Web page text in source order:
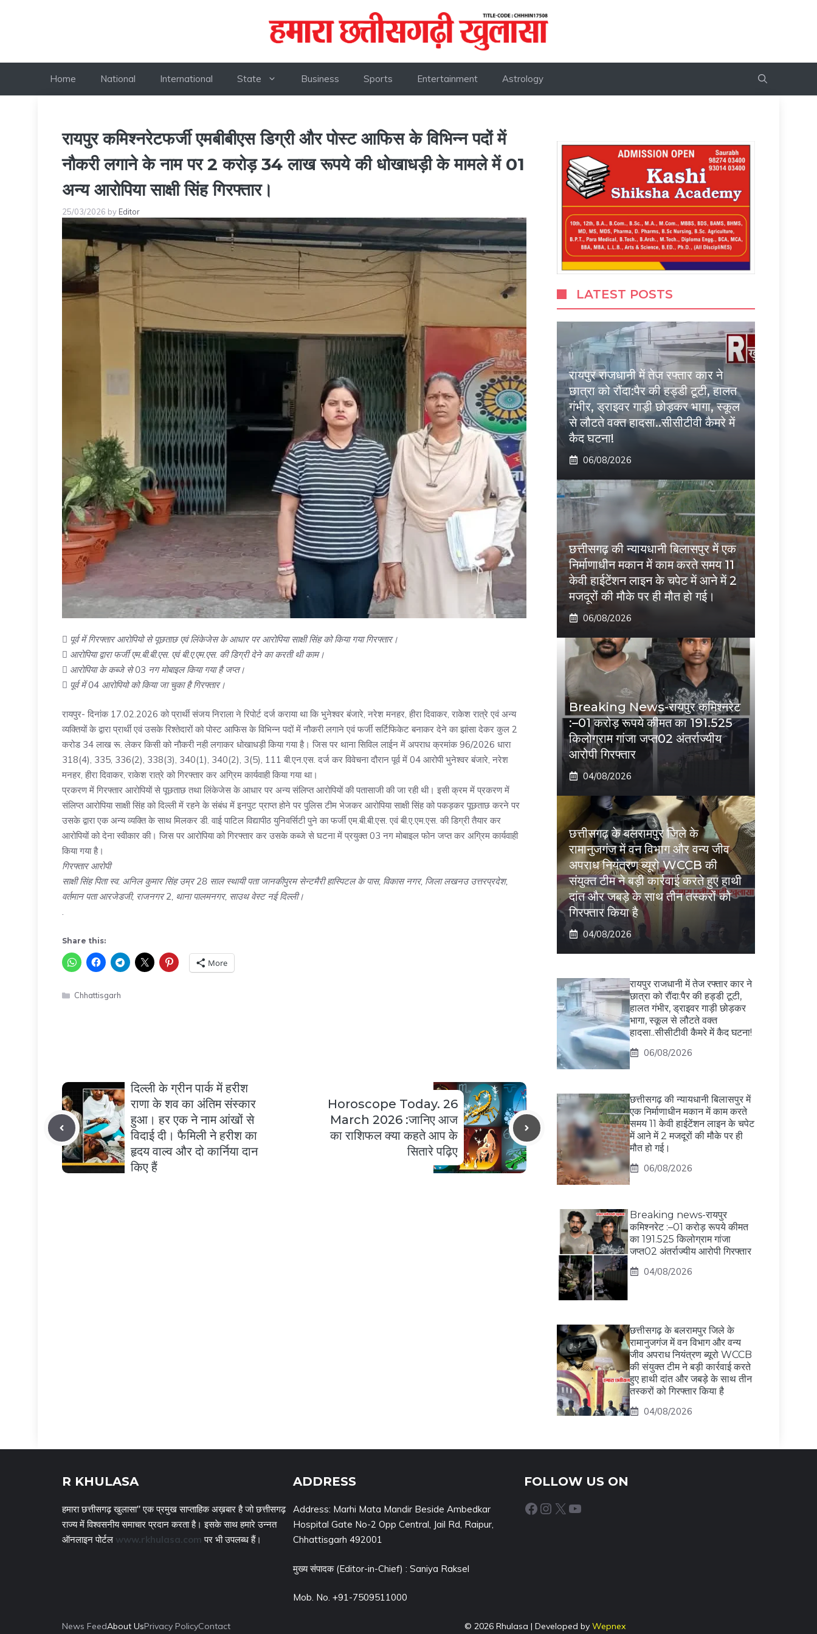
Home National International State Business Sports Entertainment Astrology
रायपुर कमिश्नरेटफर्जी एमबीबीएस डिग्री और पोस्ट आफिस के विभिन्न पदों में
नौकरी लगाने के नाम पर 2 करोड़ 34 लाख रूपये की धोखाधड़ी के मामले में 01
अन्य आरोपिया साक्षी सिंह गिरफ्तार।
25/03/2026 by Editor
 पूर्व में गिरफ्तार आरोपियो से पूछताछ एवं लिंकेजेस के आधार पर आरोपिया साक्षी सिंह को किया गया गिरफ्तार।
 आरोपिया द्वारा फर्जी एम.बी.बी.एस. एवं बी.ए.एम.एस. की डिग्री देने का करती थी काम।
 आरोपिया के कब्जे से 03 नग मोबाइल किया गया है जप्त।
 पूर्व में 04 आरोपियो को किया जा चुका है गिरफ्तार।
रायपुर- दिनांक 17.02.2026 को प्रार्थी संजय निराला ने रिपोर्ट दर्ज कराया था कि भुनेश्वर बंजारे, नरेश मनहर, हीरा दिवाकर, राकेश रात्रे एवं अन्य
व्यक्तियों के द्वारा प्रार्थी एवं उसके रिश्तेदारों को पोस्ट आफिस के विभिन्न पदों में नौकरी लगाने एवं फर्जी सर्टिफिकेट बनाकर देने का झांसा देकर कुल 2
करोड 34 लाख रू. लेकर किसी को नौकरी नही लगाकर धोखाधड़ी किया गया है। जिस पर थाना सिविल लाईन में अपराध क्रमांक 96/2026 धारा
318(4), 335, 336(2), 338(3), 340(1), 340(2), 3(5), 111 बी.एन.एस. दर्ज कर विवेचना दौरान पूर्व में 04 आरोपी भुनेश्वर बंजारे, नरेश
मनहर, हीरा दिवाकर, राकेश रात्रे को गिरफ्तार कर अग्रिम कार्यवाही किया गया था।
प्रकरण में गिरफ्तार आरोपियों से पूछताछ तथा लिंकेजेस के आधार पर अन्य संलिप्त आरोपियों की पतासाजी की जा रही थी। इसी क्रम में प्रकरण में
संलिप्त आरोपिया साक्षी सिंह को दिल्ली में रहने के संबंध में इनपुट प्राप्त होने पर पुलिस टीम भेजकर आरोपिया साक्षी सिंह को पकड़कर पूछताछ करने पर
उसके द्वारा एक अन्य व्यक्ति के साथ मिलकर डी. वाई पाटिल विद्यापीठ युनिवर्सिटी पुने का फर्जी एम.बी.बी.एस. एवं बी.ए.एम.एस. की डिग्री तैयार कर
आरोपियों को देना स्वीकार की। जिस पर आरोपिया को गिरफ्तार कर उसके कब्जे से घटना में प्रयुक्त 03 नग मोबाइल फोन जप्त कर अग्रिम कार्यवाही
किया गया है।
गिरफ्तार आरोपी
साक्षी सिंह पिता स्व. अनिल कुमार सिंह उम्र 28 साल स्थायी पता जानकीपुरम सेन्टमैरी हास्पिटल के पास, विकास नगर, जिला लखनउ उत्तरप्रदेश,
वर्तमान पता आरजेडजी, राजनगर 2, थाना पालमनगर, साउथ वेस्ट नई दिल्ली।
.
Share this:
More
Categories
Chhattisgarh
दिल्ली के ग्रीन पार्क में हरीश
राणा के शव का अंतिम संस्कार
हुआ। हर एक ने नाम आंखों से
विदाई दी। फैमिली ने हरीश का
हृदय वाल्व और दो कार्निया दान
किए हैं
Horoscope Today. 26
March 2026 :जानिए आज
का राशिफल क्या कहते आप के
सितारे पढ़िए
LATEST POSTS
रायपुर राजधानी में तेज रफ्तार कार ने
छात्रा को रौंदा:पैर की हड्डी टूटी, हालत
गंभीर, ड्राइवर गाड़ी छोड़कर भागा, स्कूल
से लौटते वक्त हादसा..सीसीटीवी कैमरे में
कैद घटना!
06/08/2026
छत्तीसगढ़ की न्यायधानी बिलासपुर में एक
निर्माणाधीन मकान में काम करते समय 11
केवी हाईटेंशन लाइन के चपेट में आने में 2
मजदूरों की मौके पर ही मौत हो गई।
06/08/2026
Breaking News-रायपुर कमिश्नरेट
:–01 करोड़ रूपये कीमत का 191.525
किलोग्राम गांजा जप्त02 अंतर्राज्यीय
आरोपी गिरफ्तार
04/08/2026
छत्तीसगढ़ के बलरामपुर जिले के
रामानुजगंज में वन विभाग और वन्य जीव
अपराध नियंत्रण ब्यूरो WCCB की
संयुक्त टीम ने बड़ी कार्रवाई करते हुए हाथी
दांत और जबड़े के साथ तीन तस्करों को
गिरफ्तार किया है
04/08/2026
रायपुर राजधानी में तेज रफ्तार कार ने
छात्रा को रौंदा:पैर की हड्डी टूटी,
हालत गंभीर, ड्राइवर गाड़ी छोड़कर
भागा, स्कूल से लौटते वक्त
हादसा..सीसीटीवी कैमरे में कैद घटना!
06/08/2026
छत्तीसगढ़ की न्यायधानी बिलासपुर में
एक निर्माणाधीन मकान में काम करते
समय 11 केवी हाईटेंशन लाइन के चपेट
में आने में 2 मजदूरों की मौके पर ही
मौत हो गई।
06/08/2026
Breaking news-रायपुर
कमिश्नरेट :–01 करोड़ रूपये कीमत
का 191.525 किलोग्राम गांजा
जप्त02 अंतर्राज्यीय आरोपी गिरफ्तार
04/08/2026
छत्तीसगढ़ के बलरामपुर जिले के
रामानुजगंज में वन विभाग और वन्य
जीव अपराध नियंत्रण ब्यूरो WCCB
की संयुक्त टीम ने बड़ी कार्रवाई करते
हुए हाथी दांत और जबड़े के साथ तीन
तस्करों को गिरफ्तार किया है
04/08/2026
R KHULASA
हमारा छत्तीसगढ़ खुलासा" एक प्रमुख साप्ताहिक अख़बार है जो छत्तीसगढ़
राज्य में विश्वसनीय समाचार प्रदान करता है। इसके साथ हमारे उन्नत
ऑनलाइन पोर्टल www.rkhulasa.com पर भी उपलब्ध हैं।
ADDRESS
Address: Marhi Mata Mandir Beside Ambedkar
Hospital Gate No-2 Opp Central, Jail Rd, Raipur,
Chhattisgarh 492001
मुख्य संपादक (Editor-in-Chief) : Saniya Raksel
Mob. No. +91-7509511000
FOLLOW US ON
Facebook Instagram X YouTube
News FeedAbout UsPrivacy PolicyContact © 2026 Rhulasa | Developed by Wepnex